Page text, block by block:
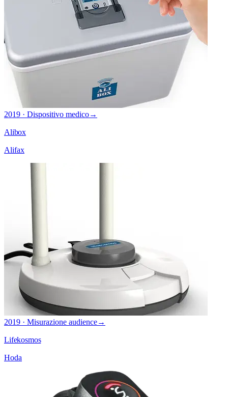
2019 · Dispositivo medico→
Alibox
Alifax
2019 · Misurazione audience→
Lifekosmos
Hoda